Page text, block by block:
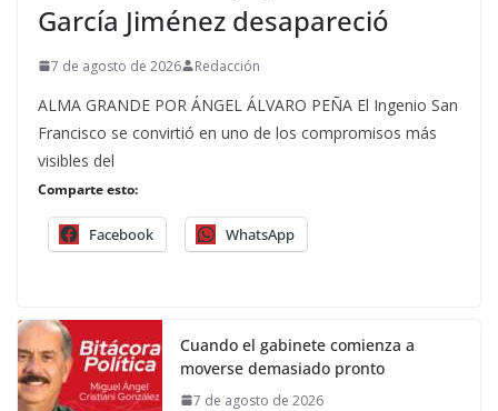
García Jiménez desapareció
7 de agosto de 2026 Redacción
ALMA GRANDE POR ÁNGEL ÁLVARO PEÑA El Ingenio San
Francisco se convirtió en uno de los compromisos más
visibles del
Comparte esto:
Facebook WhatsApp
Cuando el gabinete comienza a
moverse demasiado pronto
7 de agosto de 2026